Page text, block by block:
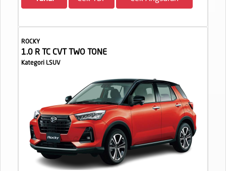
ROCKY
1.0 R TC CVT TWO TONE
Kategori LSUV